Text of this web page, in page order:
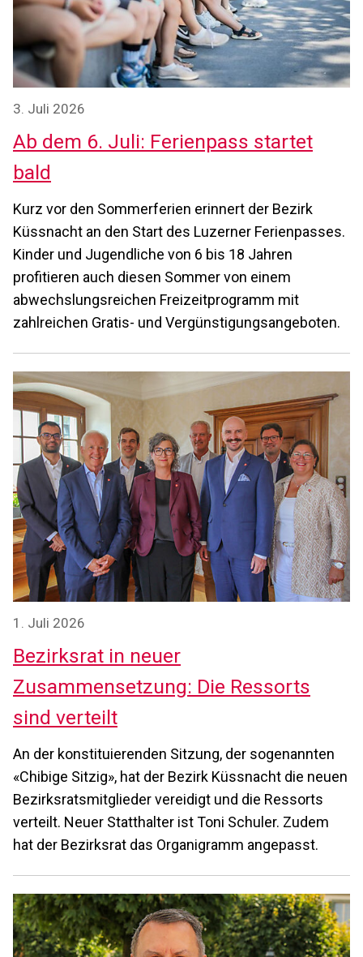
3. Juli 2026
Ab dem 6. Juli: Ferienpass startet
bald
Kurz vor den Sommerferien erinnert der Bezirk
Küssnacht an den Start des Luzerner Ferienpasses.
Kinder und Jugendliche von 6 bis 18 Jahren
profitieren auch diesen Sommer von einem
abwechslungsreichen Freizeitprogramm mit
zahlreichen Gratis- und Vergünstigungsangeboten.
1. Juli 2026
Bezirksrat in neuer
Zusammensetzung: Die Ressorts
sind verteilt
An der konstituierenden Sitzung, der sogenannten
«Chibige Sitzig», hat der Bezirk Küssnacht die neuen
Bezirksratsmitglieder vereidigt und die Ressorts
verteilt. Neuer Statthalter ist Toni Schuler. Zudem
hat der Bezirksrat das Organigramm angepasst.